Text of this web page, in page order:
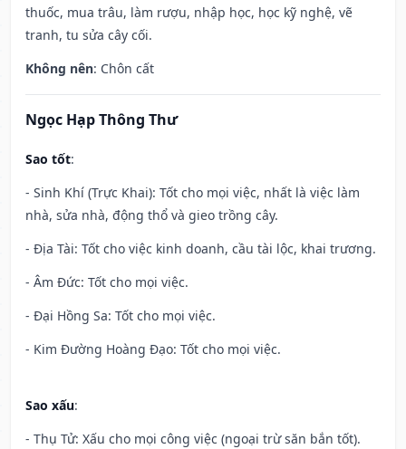
thuốc, mua trâu, làm rượu, nhập học, học kỹ nghệ, vẽ
tranh, tu sửa cây cối.
Không nên: Chôn cất
Ngọc Hạp Thông Thư
Sao tốt:
- Sinh Khí (Trực Khai): Tốt cho mọi việc, nhất là việc làm
nhà, sửa nhà, động thổ và gieo trồng cây.
- Địa Tài: Tốt cho việc kinh doanh, cầu tài lộc, khai trương.
- Âm Đức: Tốt cho mọi việc.
- Đại Hồng Sa: Tốt cho mọi việc.
- Kim Đường Hoàng Đạo: Tốt cho mọi việc.
Sao xấu:
- Thụ Tử: Xấu cho mọi công việc (ngoại trừ săn bắn tốt).